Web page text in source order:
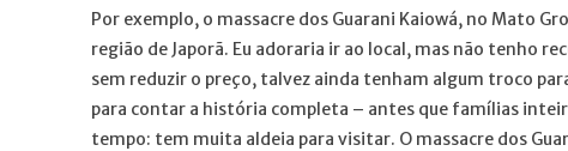
Por exemplo, o massacre dos Guarani Kaiowá, no Mato
região de Japorã. Eu adoraria ir ao local, mas não tenho
sem reduzir o preço, talvez ainda tenham algum troco
para contar a história completa – antes que famílias
tempo: tem muita aldeia para visitar. O massacre dos